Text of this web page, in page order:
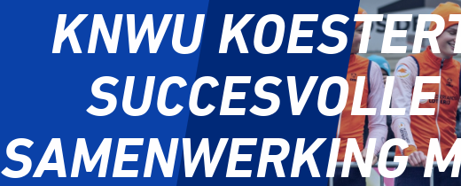
KNWU
SUCCESVOLLE
SAMENWERKING